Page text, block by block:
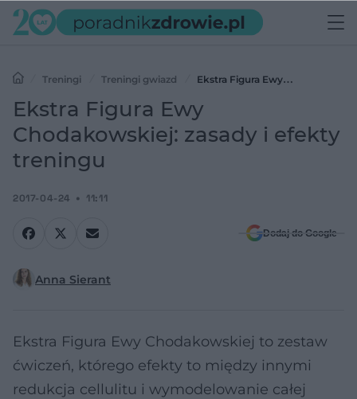
Treningi Treningi gwiazd
Ekstra Figura Ewy
Chodakowskiej: zasady i efekty treningu
Ekstra Figura Ewy
Chodakowskiej: zasady i efekty
treningu
2017-04-24 11:11
Dodaj do Google
Anna Sierant
Ekstra Figura Ewy Chodakowskiej to zestaw
ćwiczeń, którego efekty to między innymi
redukcja cellulitu i wymodelowanie całej